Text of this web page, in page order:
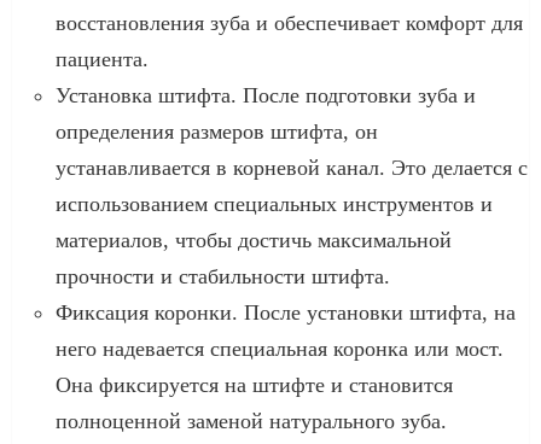
восстановления зуба и обеспечивает комфорт для
пациента.
Установка штифта. После подготовки зуба и
определения размеров штифта, он
устанавливается в корневой канал. Это делается с
использованием специальных инструментов и
материалов, чтобы достичь максимальной
прочности и стабильности штифта.
Фиксация коронки. После установки штифта, на
него надевается специальная коронка или мост.
Она фиксируется на штифте и становится
полноценной заменой натурального зуба.